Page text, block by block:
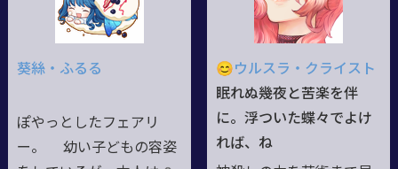
かな光を人々にと一心に
願い、猟兵として奔走す
る日々。ふわりと舞う白
傀儡は黒猫型――母の手作り
にして形見の品。
だが、故に他者と言の葉
を綴り合える交流を好
む。甘味は勿論、各世界
の食にも興味津々な健啖
家。今が楽しければいい
刹那主義で、未体験の事
葵絲・ふるる
ぽやっとしたフェアリ
ー。 幼い子どもの容姿
😊ウルスラ・クライスト
眠れぬ幾夜と苦楽を伴
に。浮ついた蝶々でよけ
れば、ね